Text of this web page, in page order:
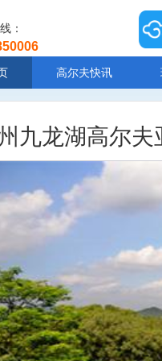
：
高尔夫快讯
九龙湖高尔夫